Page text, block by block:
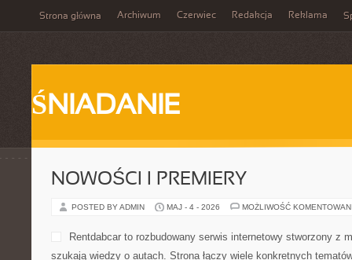
Strona główna Archiwum Czerwiec Redakcja Reklama
ŚNIADANIE
NOWOŚCI I PREMIERY
POSTED BY ADMIN MAJ - 4 - 2026 MOŻLIWOŚĆ
Rentdabcar to rozbudowany serwis internetowy stworzony z
szukają wiedzy o autach. Strona łączy wiele konkretnych